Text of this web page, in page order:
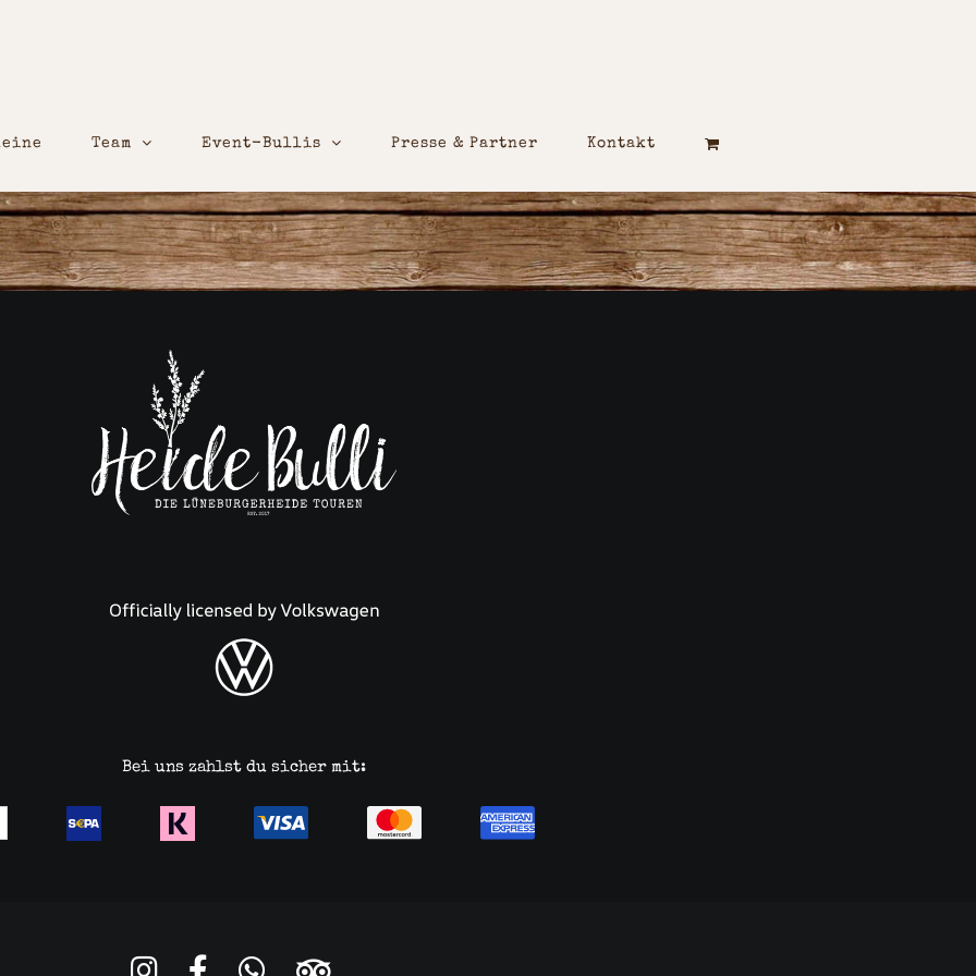
Team Event-Bullis Presse & Partner Kontakt
Bei uns zahlst du sicher mit: